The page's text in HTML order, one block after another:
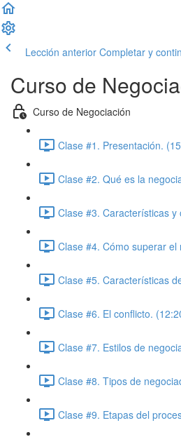
Lección anterior Completar y
Curso de
Curso de Negociación
Clase #1. Presentación.
Clase #2. Qué es la
Clase #3. Características
Clase #4. Cómo superar
Clase #5. Características
Clase #6. El conflicto.
Clase #7. Estilos de
Clase #8. Tipos de
Clase #9. Etapas del